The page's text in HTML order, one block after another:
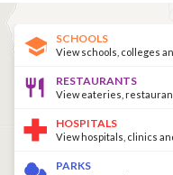
SCHOOLS
View schools, colleges
RESTAURANTS
View eateries,
HOSPITALS
View hospitals, clinics
PARKS